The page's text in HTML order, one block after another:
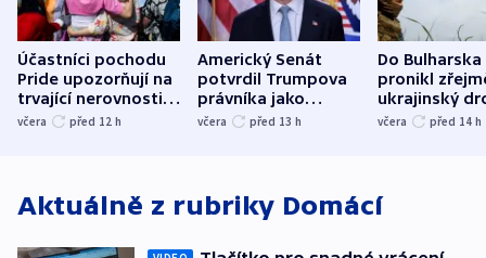
Účastníci pochodu
Pride upozorňují na
trvající nerovnosti i
společenskou
včera před 12 h
Americký Senát
potvrdil Trumpova
právníka jako
ministra
včera před 13 h
Do Bulharska
pronikl
ukrajinský
explodoval
včera před 14 h
Aktuálně z rubriky Domácí